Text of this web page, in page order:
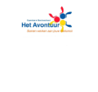
Avontuur